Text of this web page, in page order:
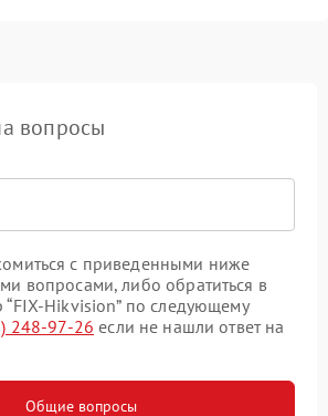
вопросы
с приведенными ниже
вопросами, либо обратиться в
“FIX-Hikvision” по следующему
248-97-26 если не нашли ответ на
Общие вопросы